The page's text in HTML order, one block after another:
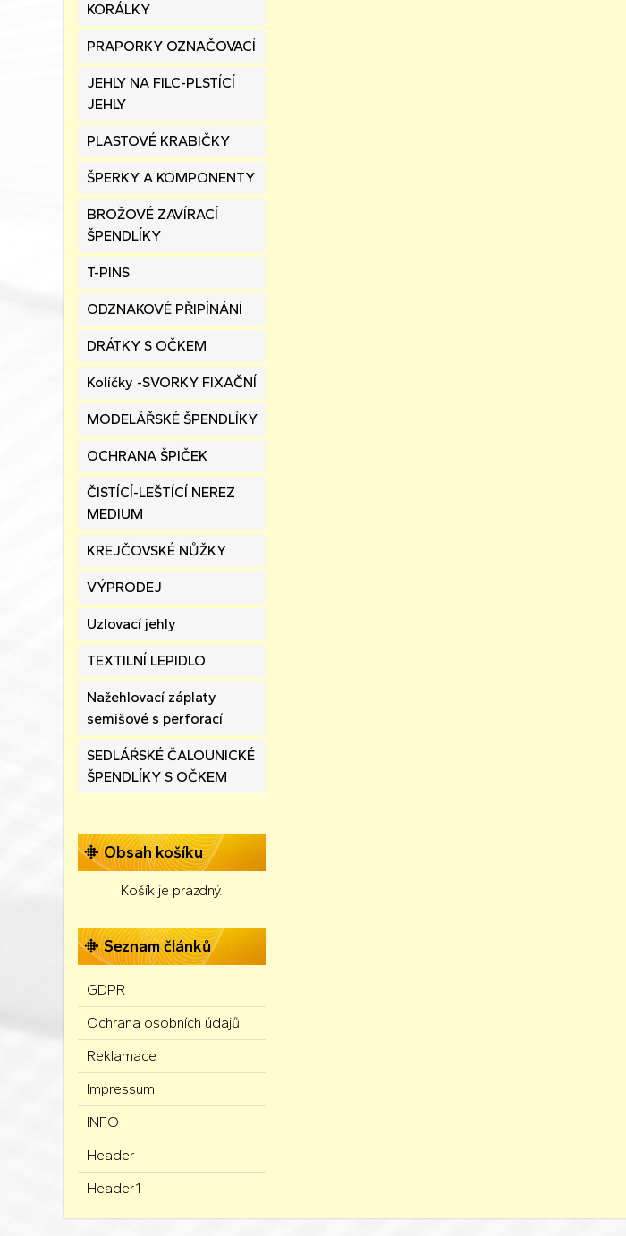
KORÁLKY
PRAPORKY OZNAČOVACÍ
JEHLY NA FILC-PLSTÍCÍ
JEHLY
PLASTOVÉ KRABIČKY
ŠPERKY A KOMPONENTY
BROŽOVÉ ZAVÍRACÍ
ŠPENDLÍKY
T-PINS
ODZNAKOVÉ PŘIPÍNÁNÍ
DRÁTKY S OČKEM
Kolíčky -SVORKY FIXAČNÍ
MODELÁŘSKÉ ŠPENDLÍKY
OCHRANA ŠPIČEK
ČISTÍCÍ-LEŠTÍCÍ NEREZ
MEDIUM
KREJČOVSKÉ NŮŽKY
VÝPRODEJ
Uzlovací jehly
TEXTILNÍ LEPIDLO
Nažehlovací záplaty
semišové s perforací
SEDLÁŔSKÉ ČALOUNICKÉ
ŠPENDLÍKY S OČKEM
Obsah košíku
Košík je prázdný.
Seznam článků
GDPR
Ochrana osobních údajů
Reklamace
Impressum
INFO
Header
Header1